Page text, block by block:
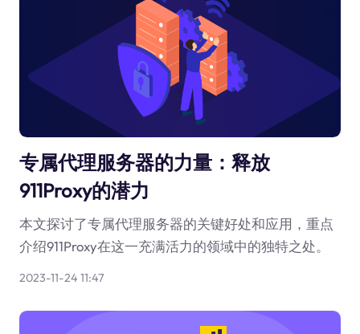
专属代理服务器的力量：释放
911Proxy的潜力
本文探讨了专属代理服务器的关键好处和应用，重点
介绍911Proxy在这一充满活力的领域中的独特之处。
2023-11-24 11:47